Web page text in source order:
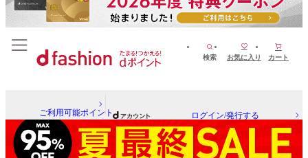
検索 お気に入り カート
ご利用可能ポイント ログイン/発行する